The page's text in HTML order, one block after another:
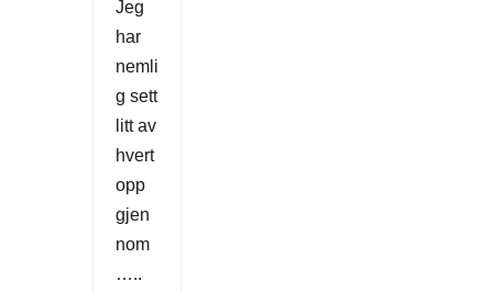
Jeg
har
nemli
g sett
litt av
hvert
opp
gjen
nom
…..